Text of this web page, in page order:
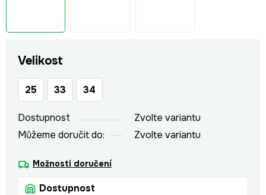
Velikost
25 33 34
Dostupnost
Zvolte variantu
Můžeme doručit do:
Zvolte variantu
Možnosti doručení
Dostupnost